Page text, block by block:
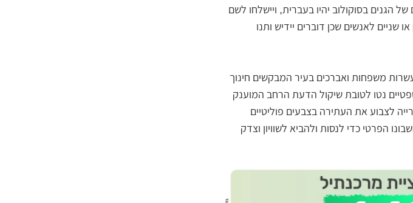
הגנים בסוקולוב יהיו בעברית, ויישלחו לשם
לאנשים שכן דוברים יידיש ותנו
משפחות ואברכים בעיר המבקשים חינוך
נטו לטובת שיקול הדעת הרחב המוענק
לצבוע את העתירה בצבעים פוליטיים
הפרטי כדי לנסות ולהביא לשוויון וצדק